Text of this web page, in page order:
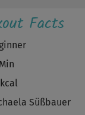
gelockert!
Fee
gerne
Facts
Süßbauer